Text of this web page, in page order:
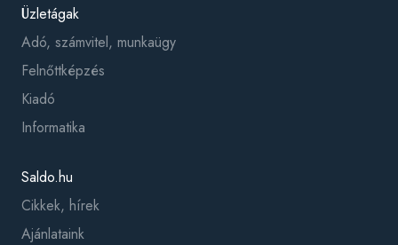
Üzletágak
Adó, számvitel, munkaügy
Felnőttképzés
Kiadó
Informatika
Saldo.hu
Cikkek, hírek
Ajánlataink